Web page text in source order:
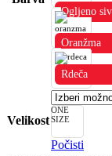
Ogljeno
Oranžma
Rdeča
Velikost
ONE
SIZE
Počisti